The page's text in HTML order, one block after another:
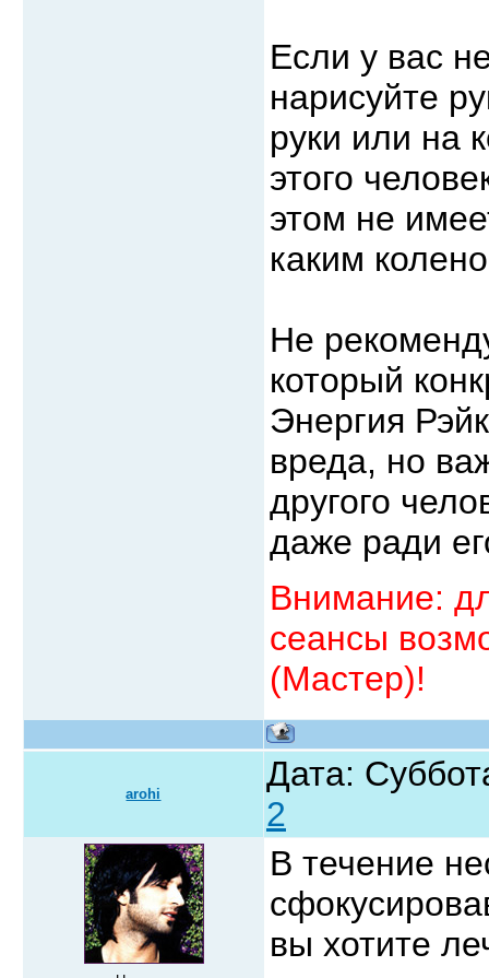
Если у вас
нарисуйте
руки или на
этого
этом не
каким
Не
который
Энергия
вреда, но
другого
даже ради
Внимание:
сеансы
(Мастер)!
arohi
Дата:
2
В течение
вы хотите